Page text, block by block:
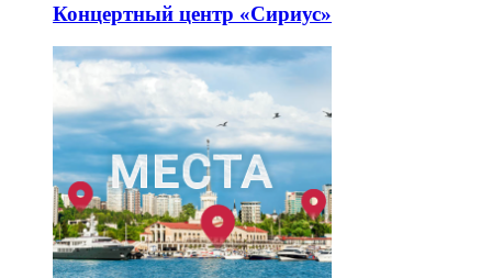
Концертный центр «Сириус»